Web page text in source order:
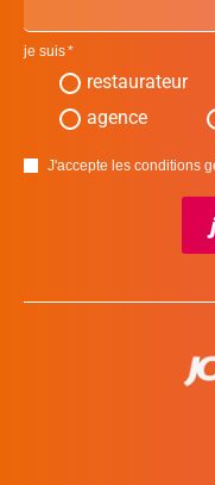
je suis
restaurateur
agence
J'accepte les conditions